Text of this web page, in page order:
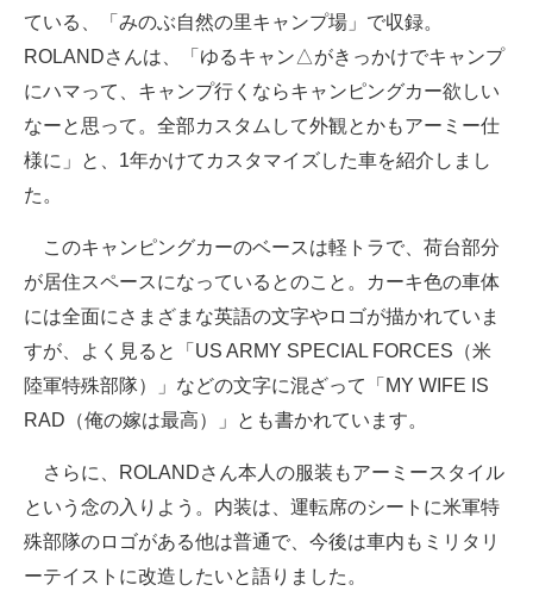
ている、「みのぶ自然の里キャンプ場」で収録。
ROLANDさんは、「ゆるキャン△がきっかけでキャンプ
にハマって、キャンプ行くならキャンピングカー欲しい
なーと思って。全部カスタムして外観とかもアーミー仕
様に」と、1年かけてカスタマイズした車を紹介しまし
た。
このキャンピングカーのベースは軽トラで、荷台部分
が居住スペースになっているとのこと。カーキ色の車体
には全面にさまざまな英語の文字やロゴが描かれていま
すが、よく見ると「US ARMY SPECIAL FORCES（米
陸軍特殊部隊）」などの文字に混ざって「MY WIFE IS
RAD（俺の嫁は最高）」とも書かれています。
さらに、ROLANDさん本人の服装もアーミースタイル
という念の入りよう。内装は、運転席のシートに米軍特
殊部隊のロゴがある他は普通で、今後は車内もミリタリ
ーテイストに改造したいと語りました。